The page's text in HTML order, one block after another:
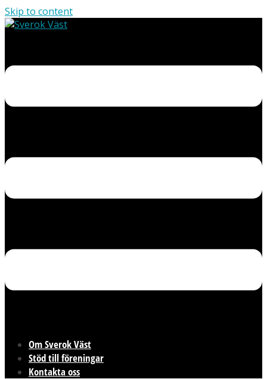
Skip to content
Om Sverok Väst
Stöd till föreningar
Kontakta oss